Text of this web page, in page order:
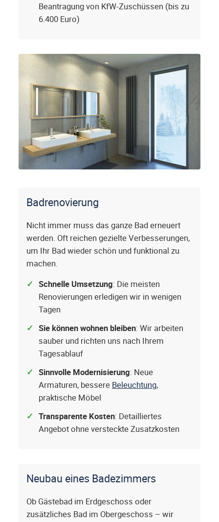
Beantragung von KfW-Zuschüssen (bis zu
6.400 Euro)
Badrenovierung
Nicht immer muss das ganze Bad erneuert
werden. Oft reichen gezielte Verbesserungen,
um Ihr Bad wieder schön und funktional zu
machen.
Schnelle Umsetzung: Die meisten
Renovierungen erledigen wir in wenigen
Tagen
Sie können wohnen bleiben: Wir arbeiten
sauber und richten uns nach Ihrem
Tagesablauf
Sinnvolle Modernisierung: Neue
Armaturen, bessere Beleuchtung,
praktische Möbel
Transparente Kosten: Detailliertes
Angebot ohne versteckte Zusatzkosten
Neubau eines Badezimmers
Ob Gästebad im Erdgeschoss oder
zusätzliches Bad im Obergeschoss – wir